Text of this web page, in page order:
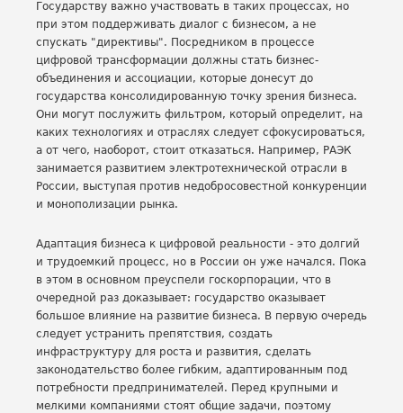
Государству важно участвовать в таких процессах, но
при этом поддерживать диалог с бизнесом, а не
спускать "директивы". Посредником в процессе
цифровой трансформации должны стать бизнес-
объединения и ассоциации, которые донесут до
государства консолидированную точку зрения бизнеса.
Они могут послужить фильтром, который определит, на
каких технологиях и отраслях следует сфокусироваться,
а от чего, наоборот, стоит отказаться. Например, РАЭК
занимается развитием электротехнической отрасли в
России, выступая против недобросовестной конкуренции
и монополизации рынка.
Адаптация бизнеса к цифровой реальности - это долгий
и трудоемкий процесс, но в России он уже начался. Пока
в этом в основном преуспели госкорпорации, что в
очередной раз доказывает: государство оказывает
большое влияние на развитие бизнеса. В первую очередь
следует устранить препятствия, создать
инфраструктуру для роста и развития, сделать
законодательство более гибким, адаптированным под
потребности предпринимателей. Перед крупными и
мелкими компаниями стоят общие задачи, поэтому